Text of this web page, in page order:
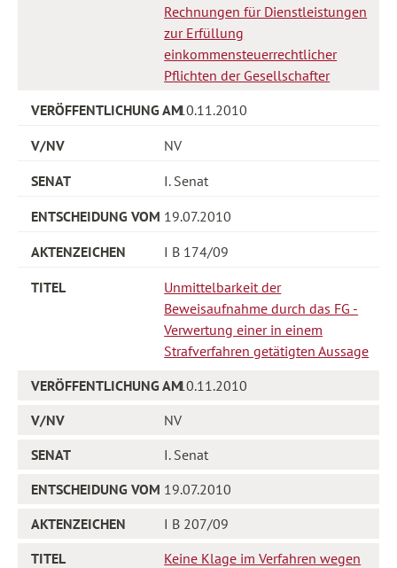
Rechnungen für Dienstleistungen
zur Erfüllung
einkommensteuerrechtlicher
Pflichten der Gesellschafter
10.11.2010
NV
I. Senat
19.07.2010
I B 174/09
Unmittelbarkeit der
Beweisaufnahme durch das FG -
Verwertung einer in einem
Strafverfahren getätigten Aussage
10.11.2010
NV
I. Senat
19.07.2010
I B 207/09
Keine Klage im Verfahren wegen